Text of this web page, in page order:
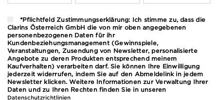
*Pflichtfeld Zustimmungserklärung: Ich stimme zu, dass die
Clarins Österreich GmbH die von mir oben angegebenen
personenbezogenen Daten für ihr
Kundenbeziehungsmanagement (Gewinnspiele,
Veranstaltungen, Zusendung von Newsletter, personalisierte
Angebote zu deren Produkten entsprechend meinem
Kaufverhalten) verarbeiten darf. Sie können Ihre Einwilligung
jederzeit widerrufen, indem Sie auf den Abmeldelink in jedem
Newsletter klicken. Weitere Informationen zur Verwaltung Ihrer
Daten und zu Ihren Rechten finden Sie in unseren
Datenschutzrichtlinien